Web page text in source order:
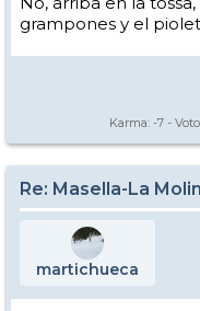
grampones y el
Karma: -7 -
Re: Masella-La
martichueca